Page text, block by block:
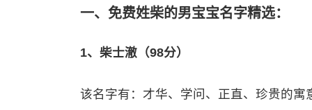
一、免费姓柴的男宝宝名字精选：
1、柴士澈（98分）
该名字有：才华、学问、正直、珍贵的寓